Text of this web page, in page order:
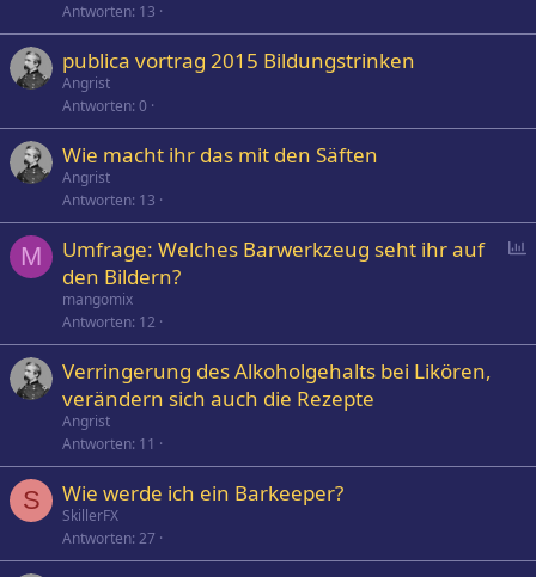
Antworten 13
publica vortrag 2015 Bildungstrinken
Angrist
Antworten 0
Wie macht ihr das mit den Säften
Angrist
Antworten 13
M
Umfrage: Welches Barwerkzeug seht ihr auf
den Bildern?
mangomix
Antworten 12
Verringerung des Alkoholgehalts bei Likören,
verändern sich auch die Rezepte
Angrist
Antworten 11
S Wie werde ich ein Barkeeper?
SkillerFX
Antworten 27